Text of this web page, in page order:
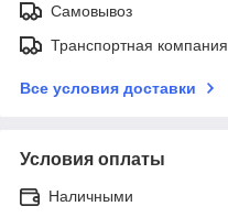
Самовывоз
Транспортная компания
Все условия доставки
Условия оплаты
Наличными